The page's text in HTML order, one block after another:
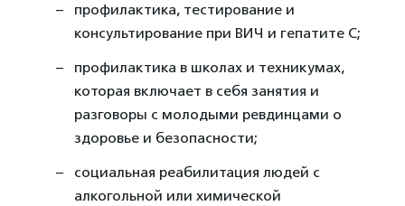
профилактика, тестирование и
консультирование при ВИЧ и гепатите С;
профилактика в школах и техникумах,
которая включает в себя занятия и
разговоры с молодыми ревдинцами о
здоровье и безопасности;
социальная реабилитация людей с
алкогольной или химической